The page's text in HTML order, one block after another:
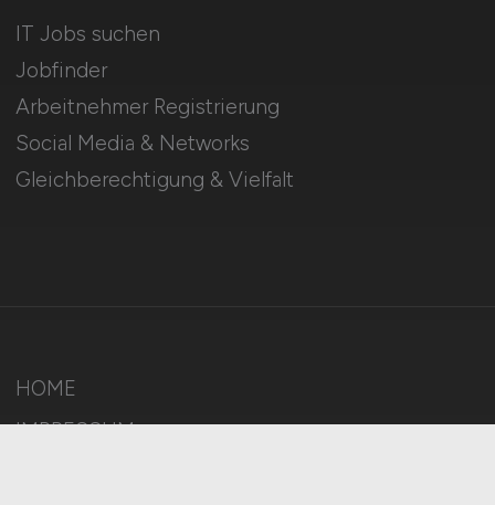
IT Jobs suchen
Jobfinder
Arbeitnehmer Registrierung
Social Media & Networks
Gleichberechtigung & Vielfalt
HOME
IMPRESSUM